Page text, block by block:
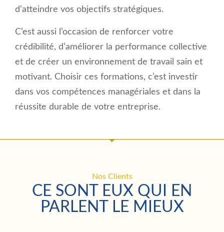
d’atteindre vos objectifs stratégiques.
C’est aussi l’occasion de renforcer votre
crédibilité, d’améliorer la performance collective
et de créer un environnement de travail sain et
motivant. Choisir ces formations, c’est investir
dans vos compétences managériales et dans la
réussite durable de votre entreprise.
Nos Clients
CE SONT EUX QUI EN
PARLENT LE MIEUX